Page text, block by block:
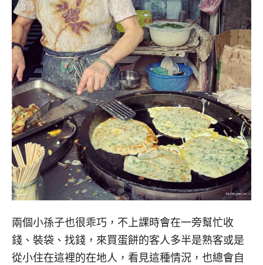
兩個小孫子也很乖巧，不上課時會在一旁幫忙收
錢、裝袋、找錢，來買蛋餅的客人多半是熟客或是
從小住在這裡的在地人，看見這種情況，也總會自